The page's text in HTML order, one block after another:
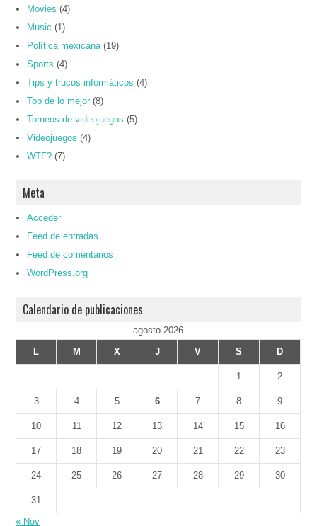
Movies (4)
Music (1)
Política mexicana (19)
Sports (4)
Tips y trucos informáticos (4)
Top de lo mejor (8)
Torneos de videojuegos (5)
Videojuegos (4)
WTF? (7)
Meta
Acceder
Feed de entradas
Feed de comentarios
WordPress.org
Calendario de publicaciones
agosto 2026
L
M X J V S D
1 2
3 4 5 6 7 8 9
10 11 12 13 14 15 16
17 18 19 20 21 22 23
24 25 26 27 28 29 30
31
« Nov